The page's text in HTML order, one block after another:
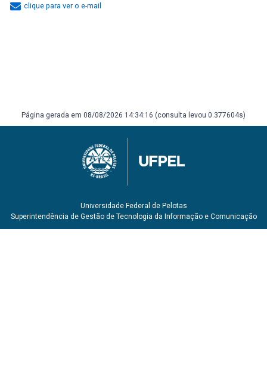
clique para ver o e-mail
Página gerada em 08/08/2026 14:34:16 (consulta levou 0.377604s)
Universidade Federal de Pelotas
Superintendência de Gestão de Tecnologia da Informação e Comunicação